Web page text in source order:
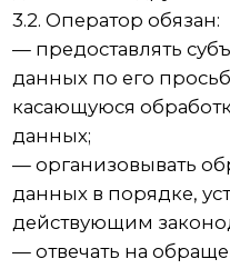
обработки, а также принимать
предусмотренные законом
своих прав;
— выдвигать условие
в целях продвижения на
и услуг;
— на отзыв согласия на
персональных данных, а
требования о прекращении
персональных данных;
защите прав субъектов